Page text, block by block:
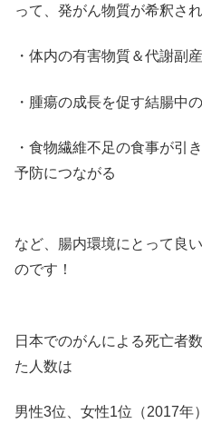
って、発がん物質が希釈さ
・体内の有害物質＆代謝副
・腫瘍の成長を促す結腸中
・食物繊維不足の食事が引
予防につながる
など、腸内環境にとって良
のです！
日本でのがんによる死亡者
た人数は
男性3位、女性1位（2017年